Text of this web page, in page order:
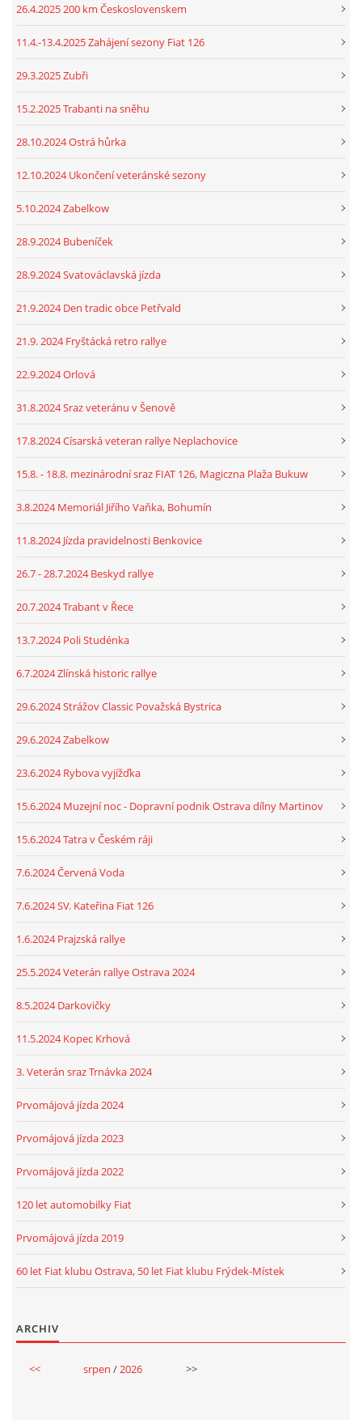
26.4.2025 200 km Československem
11.4.-13.4.2025 Zahájení sezony Fiat 126
29.3.2025 Zubři
15.2.2025 Trabanti na sněhu
28.10.2024 Ostrá hůrka
12.10.2024 Ukončení veteránské sezony
5.10.2024 Zabelkow
28.9.2024 Bubeníček
28.9.2024 Svatováclavská jízda
21.9.2024 Den tradic obce Petřvald
21.9. 2024 Fryštácká retro rallye
22.9.2024 Orlová
31.8.2024 Sraz veteránu v Šenově
17.8.2024 Císarská veteran rallye Neplachovice
15.8. - 18.8. mezinárodní sraz FIAT 126, Magiczna Plaža Bukuw
3.8.2024 Memoriál Jiřího Vaňka, Bohumín
11.8.2024 Jízda pravidelnosti Benkovice
26.7 - 28.7.2024 Beskyd rallye
20.7.2024 Trabant v Řece
13.7.2024 Poli Studénka
6.7.2024 Zlínská historic rallye
29.6.2024 Strážov Classic Považská Bystrica
29.6.2024 Zabelkow
23.6.2024 Rybova vyjížďka
15.6.2024 Muzejní noc - Dopravní podnik Ostrava dílny Martinov
15.6.2024 Tatra v Českém ráji
7.6.2024 Červená Voda
7.6.2024 SV. Kateřina Fiat 126
1.6.2024 Prajzská rallye
25.5.2024 Veterán rallye Ostrava 2024
8.5.2024 Darkovičky
11.5.2024 Kopec Krhová
3. Veterán sraz Trnávka 2024
Prvomájová jízda 2024
Prvomájová jízda 2023
Prvomájová jízda 2022
120 let automobilky Fiat
Prvomájová jízda 2019
60 let Fiat klubu Ostrava, 50 let Fiat klubu Frýdek-Místek
ARCHIV
<< srpen / 2026 >>